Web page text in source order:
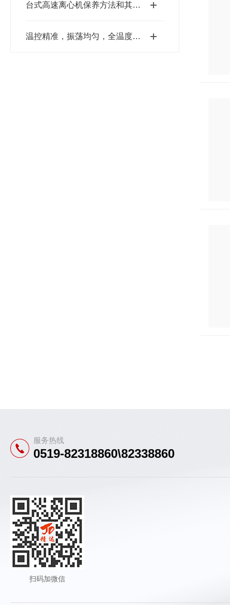
台式高速离心机保养方法和其它离心机一样吗?
温控精准，振荡均匀，全温度振荡培养箱结合
服务热线
0519-82318860\82338860
扫码加微信